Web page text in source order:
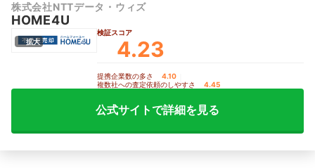
株式会社NTTデータ・ウィズ
HOME4U
拡大
検証スコア
4.23
提携企業数の多さ 4.10
複数社への査定依頼のしやすさ 4.45
公式サイトで詳細を見る